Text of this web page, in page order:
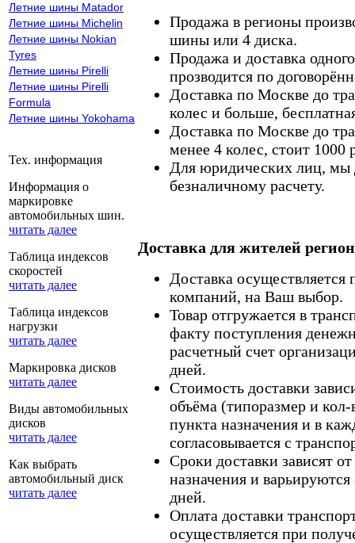
Летние шины Matador
Летние шины Michelin
Летние шины Nokian
Tyres
Летние шины Pirelli
Летние шины Pirelli
Formula
Летние шины Yokohama
Тех. информация
Информация о
маркировке
автомобильных шин.
читать далее
Таблица индексов
скоростей
читать далее
Таблица индексов
нагрузки
читать далее
Маркировка дисков
читать далее
Виды автомобильных
дисков
читать далее
Как выбрать
автомобильный диск
читать далее
Продажа в регионы
шины или 4 диска.
Продажа и доставка
прозводится по
Доставка по Москве до
колес и больше,
Доставка по Москве до
менее 4 колес, стоит 1000
Для юридических лиц, мы
безналичному расчету.
Доставка для жителей
Доставка
компаний, на Ваш выбор.
Товар отгружается в
факту поступления
расчетный счет
дней.
Стоимость доставки
объёма (типоразмер и кол-
пункта назначения и в
согласовывается с
Сроки доставки зависят
назначения и
дней.
Оплата доставки
осуществляется при